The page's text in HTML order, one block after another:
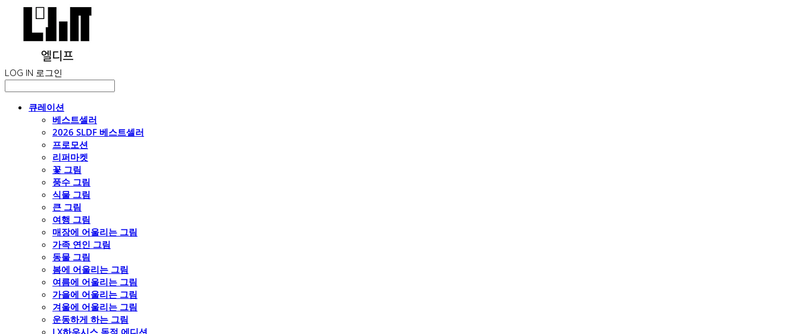
LOG IN 로그인
큐레이션
베스트셀러
2026 SLDF 베스트셀러
프로모션
리퍼마켓
꽃 그림
풍수 그림
식물 그림
큰 그림
여행 그림
매장에 어울리는 그림
가족 연인 그림
동물 그림
봄에 어울리는 그림
여름에 어울리는 그림
가을에 어울리는 그림
겨울에 어울리는 그림
운동하게 하는 그림
LX하우시스 독점 에디션